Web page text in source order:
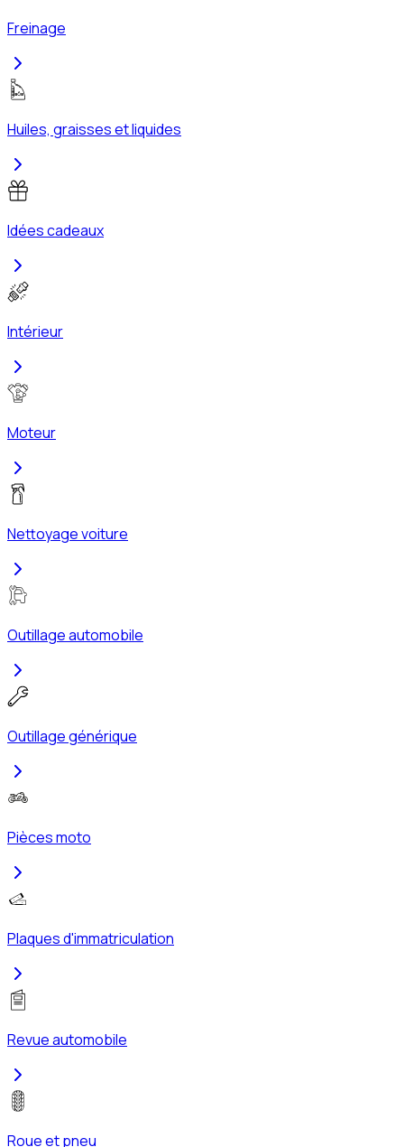
Freinage
Huiles, graisses et liquides
Idées cadeaux
Intérieur
Moteur
Nettoyage voiture
Outillage automobile
Outillage générique
Pièces moto
Plaques d'immatriculation
Revue automobile
Roue et pneu